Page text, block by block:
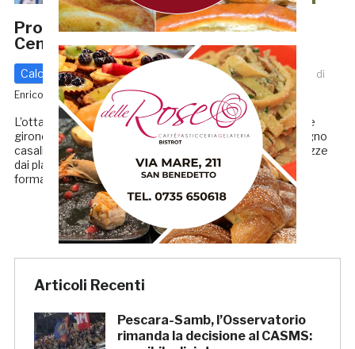
Promozione: Sfida di prestigio a
Centobuchi, arriva l’HR Maceratese
Calcio - Altre Categorie Promozione 1 Marzo 2019
di
Enrico Tassotti
L’ottava giornata di ritorno del campionato di Promozione
girone B propone alla capolista Valdichienti Ponte l’impegno
casalingo contro il Montecosaro, distante cinque lunghezze
dai play off. Potrebbe essere un turno favorevole alla
formazione di Giandomenico […]
Articoli Recenti
Pescara-Samb, l’Osservatorio
rimanda la decisione al CASMS: